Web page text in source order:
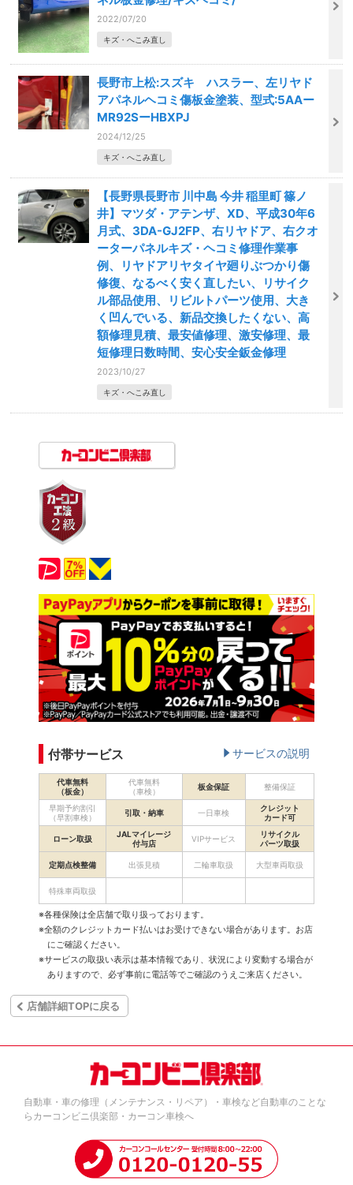
2022/07/20
キズ・へこみ直し
長野市上松:スズキ ハスラー、左リヤド
アパネルヘコミ傷板金塗装、型式:5AAー
MR92SーHBXPJ
2024/12/25
キズ・へこみ直し
【長野県長野市 川中島 今井 稲里町 篠ノ
井】マツダ・アテンザ、XD、平成30年6
月式、3DA-GJ2FP、右リヤドア、右クオ
ーターパネルキズ・ヘコミ修理作業事
例、リヤドアリヤタイヤ廻りぶつかり傷
修復、なるべく安く直したい、リサイク
ル部品使用、リビルトパーツ使用、大き
く凹んでいる、新品交換したくない、高
額修理見積、最安値修理、激安修理、最
短修理日数時間、安心安全鈑金修理
2023/10/27
キズ・へこみ直し
付帯サービス サービスの説明
代車無料
（板金）
代車無料
（車検）
板金保証 整備保証
早期予約割引
（早割車検）
引取・納車 一日車検
クレジット
カード可
ローン取扱
JALマイレージ
付与店
VIPサービス
リサイクル
パーツ取扱
定期点検整備 出張見積 二輪車取扱 大型車両取扱
特殊車両取扱
※各種保険は全店舗で取り扱っております。
※全額のクレジットカード払いはお受けできない場合があります。お店
にご確認ください。
※サービスの取扱い表示は基本情報であり、状況により変動する場合が
ありますので、必ず事前に電話等でご確認のうえご来店ください。
店舗詳細TOPに戻る
自動車・車の修理（メンテナンス・リペア）・車検など自動車のことな
らカーコンビニ倶楽部・カーコン車検へ